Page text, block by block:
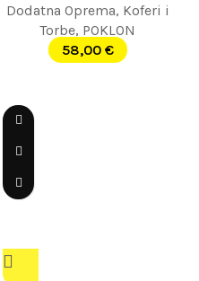
Dodatna Oprema, Koferi i
Torbe, POKLON
58,00 €